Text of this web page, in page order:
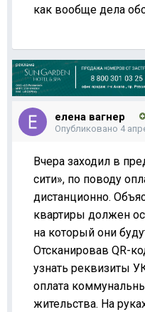
как вообще дела
елена вагнер
Опубликовано 4
Вчера заходил в
сити», по поводу
дистанционно.
квартиры должен
на который они
Отсканировав QR-
узнать реквизиты
оплата
жительства. На